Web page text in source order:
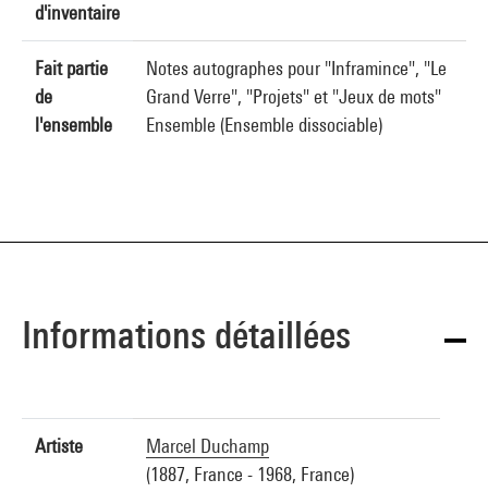
d'inventaire
Fait partie
de
l'ensemble
Notes autographes pour "Inframince", "Le
Grand Verre", "Projets" et "Jeux de mots"
Ensemble (Ensemble dissociable)
Informations détaillées
Artiste
Marcel Duchamp
(1887, France - 1968, France)